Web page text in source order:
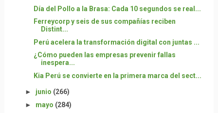
Día del Pollo a la Brasa: Cada 10 segundos se real...
Ferreycorp y seis de sus compañías reciben
Distint...
Perú acelera la transformación digital con juntas ...
¿Cómo pueden las empresas prevenir fallas
inespera...
Kia Perú se convierte en la primera marca del sect...
► junio (266)
► mayo (284)